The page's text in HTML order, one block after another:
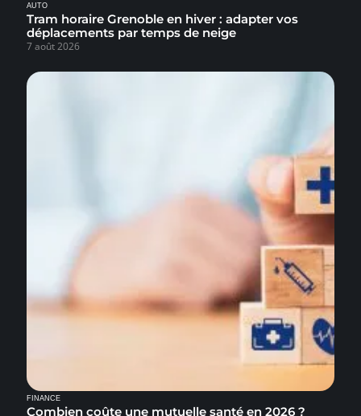
AUTO
Tram horaire Grenoble en hiver : adapter vos
déplacements par temps de neige
7 août 2026
FINANCE
Combien coûte une mutuelle santé en 2026 ?